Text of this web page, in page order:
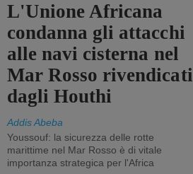
L'Unione Africana
condanna gli attacchi
alle navi cisterna nel
Mar Rosso rivendicati
dagli Houthi
Addis Abeba
Youssouf: la sicurezza delle rotte
marittime nel Mar Rosso è di vitale
importanza strategica per l'Africa